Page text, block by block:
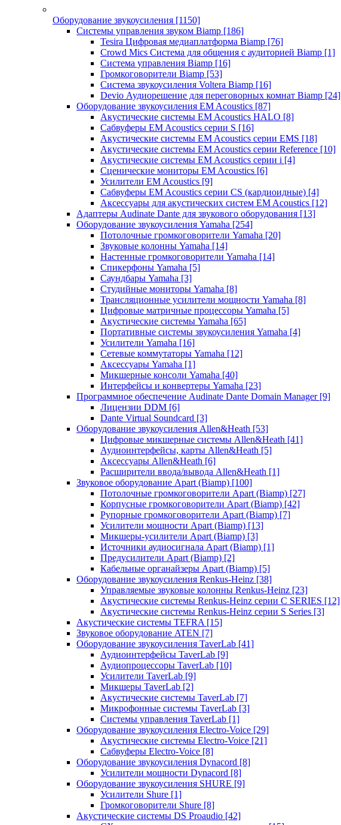
Оборудование звукоусиления [1150]
Системы управления звуком Biamp [186]
Tesira Цифровая медиаплатформа Biamp [76]
Crowd Mics Система для общения с аудиторией Biamp [1]
Система управления Biamp [16]
Громкоговорители Biamp [53]
Система звукоусиления Voltera Biamp [16]
Devio Аудиорешение для переговорных комнат Biamp [24]
Оборудование звукоусиления EM Acoustics [87]
Акустические системы EM Acoustics HALO [8]
Сабвуферы EM Acoustics серии S [16]
Акустические системы EM Acoustics серии EMS [18]
Акустические системы EM Acoustics серии Reference [10]
Акустические системы EM Acoustics серии i [4]
Сценические мониторы EM Acoustics [6]
Усилители EM Acoustics [9]
Сабвуферы EM Acoustics серии CS (кардиоидные) [4]
Аксессуары для акустических систем EM Acoustics [12]
Адаптеры Audinate Dante для звукового оборудования [13]
Оборудование звукоусиления Yamaha [254]
Потолочные громкоговорители Yamaha [20]
Звуковые колонны Yamaha [14]
Настенные громкоговорители Yamaha [14]
Спикерфоны Yamaha [5]
Саундбары Yamaha [3]
Студийные мониторы Yamaha [8]
Трансляционные усилители мощности Yamaha [8]
Цифровые матричные процессоры Yamaha [5]
Акустические системы Yamaha [65]
Портативные системы звукоусиления Yamaha [4]
Усилители Yamaha [16]
Сетевые коммутаторы Yamaha [12]
Аксессуары Yamaha [1]
Микшерные консоли Yamaha [40]
Интерфейсы и конвертеры Yamaha [23]
Программное обеспечение Audinate Dante Domain Manager [9]
Лицензии DDM [6]
Dante Virtual Soundcard [3]
Оборудование звукоусиления Allen&Heath [53]
Цифровые микшерные системы Allen&Heath [41]
Аудиоинтерфейсы, карты Allen&Heath [5]
Аксессуары Allen&Heath [6]
Расширители ввода/вывода Allen&Heath [1]
Звуковое оборудование Apart (Biamp) [100]
Потолочные громкоговорители Apart (Biamp) [27]
Корпусные громкоговорители Apart (Biamp) [42]
Рупорные громкоговорители Apart (Biamp) [7]
Усилители мощности Apart (Biamp) [13]
Микшеры-усилители Apart (Biamp) [3]
Источники аудиосигнала Apart (Biamp) [1]
Предусилители Apart (Biamp) [2]
Кабельные органайзеры Apart (Biamp) [5]
Оборудование звукоусиления Renkus-Heinz [38]
Управляемые звуковые колонны Renkus-Heinz [23]
Акустические системы Renkus-Heinz серии C SERIES [12]
Акустические системы Renkus-Heinz серии S Series [3]
Акустические системы TEFRA [15]
Звуковое оборудование ATEN [7]
Оборудование звукоусиления TaverLab [41]
Аудиоинтерфейсы TaverLab [9]
Аудиопроцессоры TaverLab [10]
Усилители TaverLab [9]
Микшеры TaverLab [2]
Акустические системы TaverLab [7]
Микрофонные системы TaverLab [3]
Системы управления TaverLab [1]
Оборудование звукоусиления Electro-Voice [29]
Акустические системы Electro-Voice [21]
Сабвуферы Electro-Voice [8]
Оборудование звукоусиления Dynacord [8]
Усилители мощности Dynacord [8]
Оборудование звукоусиления SHURE [9]
Усилители Shure [1]
Громкоговорители Shure [8]
Акустические системы DS Proaudio [42]